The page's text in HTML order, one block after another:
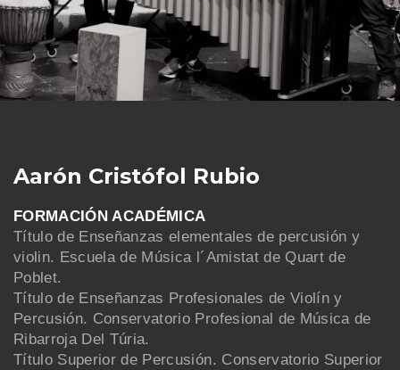
Aarón Cristófol Rubio
FORMACIÓN ACADÉMICA
Título de Enseñanzas elementales de percusión y
violin. Escuela de Música l´Amistat de Quart de
Poblet.
Título de Enseñanzas Profesionales de Violín y
Percusión. Conservatorio Profesional de Música de
Ribarroja Del Túria.
Título Superior de Percusión. Conservatorio Superior